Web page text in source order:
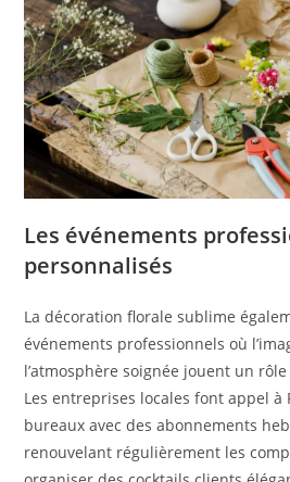
Les événements
personnalisés
La décoration florale sublime
événements professionnels où
l’atmosphère soignée jouent un
Les entreprises locales font appel
bureaux avec des abonnements
renouvelant régulièrement les